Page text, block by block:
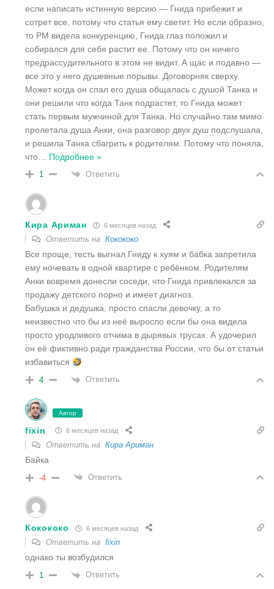
если написать истинную версию — Гнида прибежит и
сотрет все, потому что статья ему светит. Но если образно,
то РМ видела конкуренцию, Гнида глаз положил и
собирался для себя растит ее. Потому что он ничего
предрассудительного в этом не видит. А щас и подавно —
все это у него душевные порывы. Договорняк сверху.
Может когда он спал его душа общалась с душой Танка и
они решили что когда Танк подрастет, то Гнида может
стать первым мужчиной для Танка. Но случайно там мимо
пролетала душа Анки, она разговор двух душ подслушала,
и решила Танка сбагрить к родителям. Потому что поняла,
что
Подробнее »
1 Ответить
Кира Ариман 6 месяцев назад
Ответить на Кокококо
Все проще, тесть выгнал Гниду к хуям и бабка запретила
ему ночевать в одной квартире с ребёнком. Родителям
Анки вовремя донесли соседи, что Гнида привлекался за
продажу детского порно и имеет диагноз.
Бабушка и дедушка, просто спасли девочку, а то
неизвестно что бы из неё выросло если бы она видела
просто уродливого отчима в дырявых трусах. А удочерил
он её фиктивно ради гражданства России, что бы от статьи
избавиться
4 Ответить
Автор
fixin 6 месяцев назад
Ответить на Кира Ариман
Байка
-4 Ответить
Кокококо 6 месяцев назад
Ответить на fixin
однако ты возбудился
1 Ответить